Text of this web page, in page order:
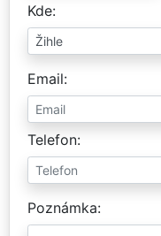
Kde
Email
Telefon
Poznámka